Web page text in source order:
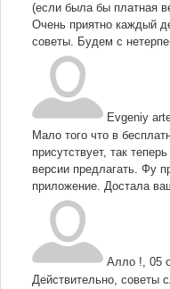
(если была бы платная
Очень приятно каждый
советы. Будем с
Evgeniy
Мало того что в
присутствует, так
версии предлагать. Фу
приложение. Достала
Алло !, 05
Действительно, советы